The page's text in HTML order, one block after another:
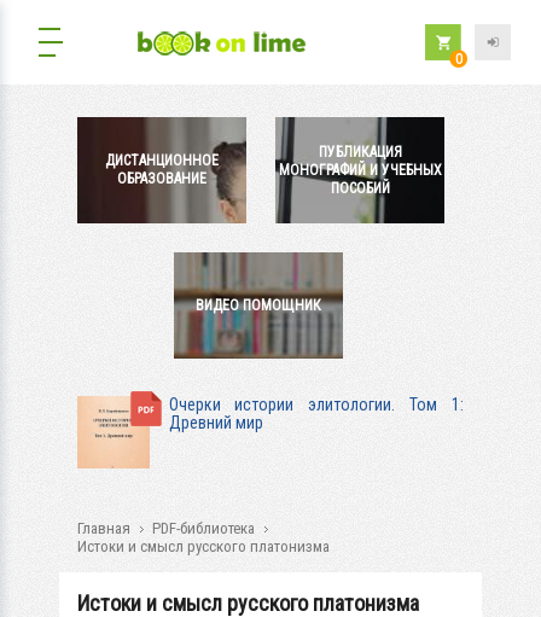
0
ДИСТАНЦИОННОЕ
ОБРАЗОВАНИЕ
ПУБЛИКАЦИЯ
МОНОГРАФИЙ И УЧЕБНЫХ
ПОСОБИЙ
ВИДЕО ПОМОЩНИК
Очерки истории элитологии. Том 1:
Древний мир
Главная
PDF-библиотека
Истоки и смысл русского платонизма
Истоки и смысл русского платонизма